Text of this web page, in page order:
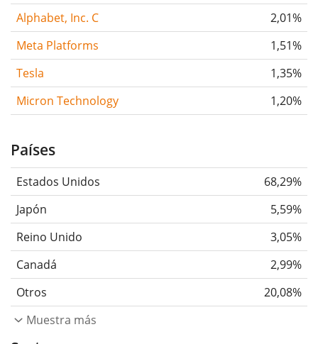
Alphabet, Inc. C
2,01%
Meta Platforms
1,51%
Tesla
1,35%
Micron Technology
1,20%
Países
Estados Unidos
68,29%
Japón
5,59%
Reino Unido
3,05%
Canadá
2,99%
Otros
20,08%
Muestra más